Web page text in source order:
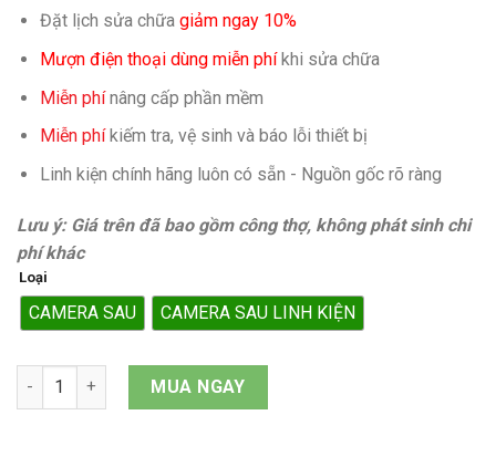
Đặt lịch sửa chữa giảm ngay 10%
Mượn điện thoại dùng miễn phíkhi sửa chữa
Miễn phínâng cấp phần mềm
Miễn phíkiếm tra, vệ sinh và báo lỗi thiết bị
Linh kiện chính hãng luôn có sẵn - Nguồn gốc rõ ràng
Lưu ý: Giá trên đã bao gồm công thợ, không phát sinh chi
phí khác
Loại
CAMERA SAU CAMERA SAU LINH KIỆN
Camera sau iPhone X quantity
MUA NGAY